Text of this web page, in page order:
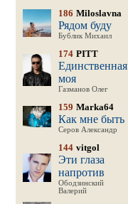
186 Miloslavna
Рядом буду
Бублик Михаил
174 PITT
Единственная
моя
Газманов Олег
159 Marka64
Как мне быть
Серов Александр
144 vitgol
Эти глаза
напротив
Ободзинский
Валерий